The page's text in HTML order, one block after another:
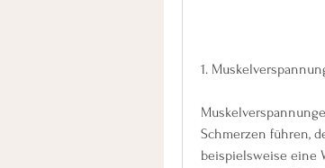
1.
Schmerzen führen,
beispielsweise eine